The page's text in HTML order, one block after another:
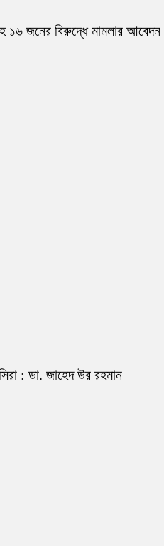
১৬ জনের বিরুদ্ধে মামলার আবেদন
: ডা. জাহেদ উর রহমান